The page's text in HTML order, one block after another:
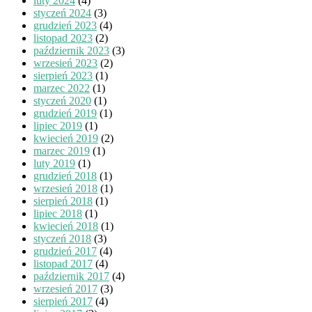
styczeń 2024 (3)
grudzień 2023 (4)
listopad 2023 (2)
październik 2023 (3)
wrzesień 2023 (2)
sierpień 2023 (1)
marzec 2022 (1)
styczeń 2020 (1)
grudzień 2019 (1)
lipiec 2019 (1)
kwiecień 2019 (2)
marzec 2019 (1)
luty 2019 (1)
grudzień 2018 (1)
wrzesień 2018 (1)
sierpień 2018 (1)
lipiec 2018 (1)
kwiecień 2018 (1)
styczeń 2018 (3)
grudzień 2017 (4)
listopad 2017 (4)
październik 2017 (4)
wrzesień 2017 (3)
sierpień 2017 (4)